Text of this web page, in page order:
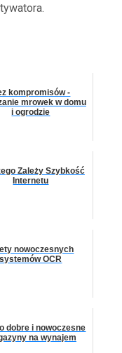
kompromisów -
mrowek w domu
i ogrodzie
Zależy Szybkość
Internetu
nowoczesnych
systemów OCR
dobre i nowoczesne
na wynajem